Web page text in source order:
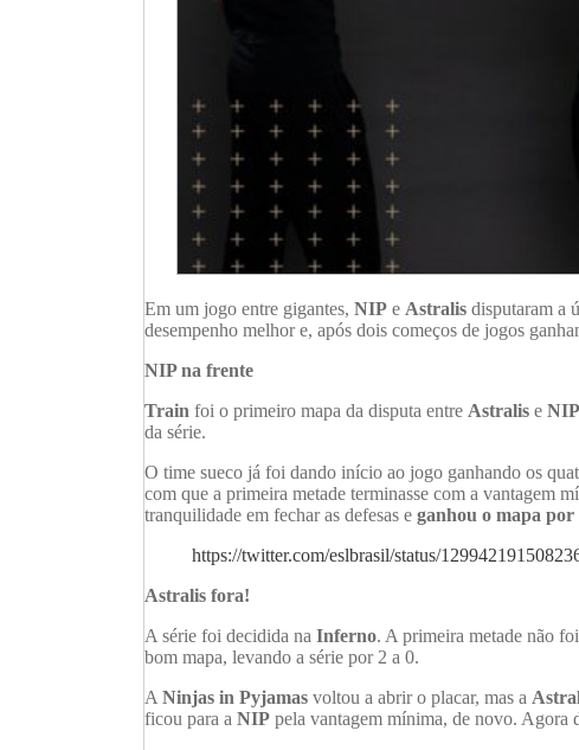
Em um jogo entre gigantes, NIP e Astralis disputaram a
desempenho melhor e, após dois começos de jogos
NIP na frente
Train foi o primeiro mapa da disputa entre Astralis e NIP
da série.
O time sueco já foi dando início ao jogo ganhando os
com que a primeira metade terminasse com a vantagem
tranquilidade em fechar as defesas e ganhou o mapa por
https://twitter.com/eslbrasil/status/
Astralis fora!
A série foi decidida na Inferno. A primeira metade não
bom mapa, levando a série por 2 a 0.
A Ninjas in Pyjamas voltou a abrir o placar, mas a
ficou para a NIP pela vantagem mínima, de novo. Agora